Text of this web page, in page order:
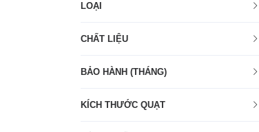
LOẠI
CHẤT LIỆU
BẢO HÀNH (THÁNG)
KÍCH THƯỚC QUẠT